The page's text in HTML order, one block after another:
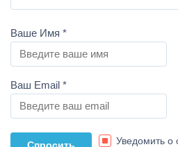
Ваше Имя *
Ваш Email *
Уведомить о